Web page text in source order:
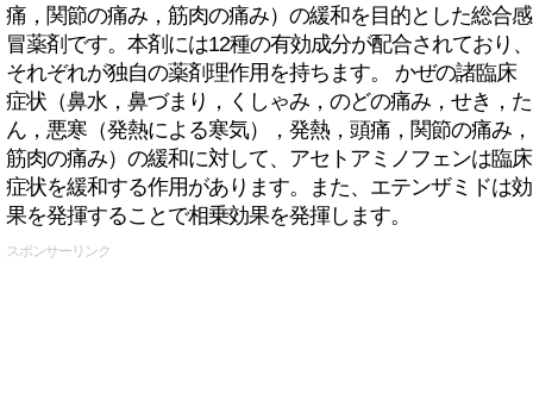
痛，関節の痛み，筋肉の痛み）の緩和を目的とした総合感
冒薬剤です。本剤には12種の有効成分が配合されており、
それぞれが独自の薬剤理作用を持ちます。 かぜの諸臨床
症状（鼻水，鼻づまり，くしゃみ，のどの痛み，せき，た
ん，悪寒（発熱による寒気），発熱，頭痛，関節の痛み，
筋肉の痛み）の緩和に対して、アセトアミノフェンは臨床
症状を緩和する作用があります。また、エテンザミドは効
果を発揮することで相乗効果を発揮します。
スポンサーリンク